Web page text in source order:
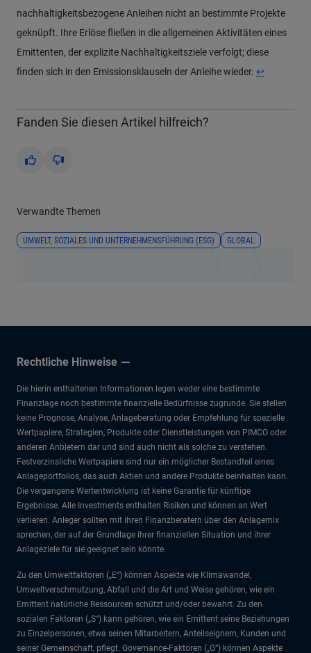
nachhaltigkeitsbezogene Anleihen nicht an bestimmte Projekte
geknüpft. Ihre Erlöse fließen in die allgemeinen Aktivitäten eines
Emittenten, der explizite Nachhaltigkeitsziele verfolgt; diese
finden sich in den Emissionsklauseln der Anleihe wieder. ↩
Fanden Sie diesen Artikel hilfreich?
Yes No
Verwandte Themen
UMWELT, SOZIALES UND UNTERNEHMENSFÜHRUNG (ESG) GLOBAL
Rechtliche Hinweise
Die hierin enthaltenen Informationen legen weder eine bestimmte
Finanzlage noch bestimmte finanzielle Bedürfnisse zugrunde. Sie stellen
keine Prognose, Analyse, Anlageberatung oder Empfehlung für spezielle
Wertpapiere, Strategien, Produkte oder Dienstleistungen von PIMCO oder
anderen Anbietern dar und sind auch nicht als solche zu verstehen.
Festverzinsliche Wertpapiere sind nur ein möglicher Bestandteil eines
Anlageportfolios, das auch Aktien und andere Produkte beinhalten kann.
Die vergangene Wertentwicklung ist keine Garantie für künftige
Ergebnisse. Alle Investments enthalten Risiken und können an Wert
verlieren. Anleger sollten mit ihren Finanzberatern über den Anlagemix
sprechen, der auf der Grundlage ihrer finanziellen Situation und ihrer
Anlageziele für sie geeignet sein könnte.
Zu den Umweltfaktoren („E“) können Aspekte wie Klimawandel,
Umweltverschmutzung, Abfall und die Art und Weise gehören, wie ein
Emittent natürliche Ressourcen schützt und/oder bewahrt. Zu den
sozialen Faktoren („S“) kann gehören, wie ein Emittent seine Beziehungen
zu Einzelpersonen, etwa seinen Mitarbeitern, Anteilseignern, Kunden und
seiner Gemeinschaft, pflegt. Governance-Faktoren („G“) können Aspekte